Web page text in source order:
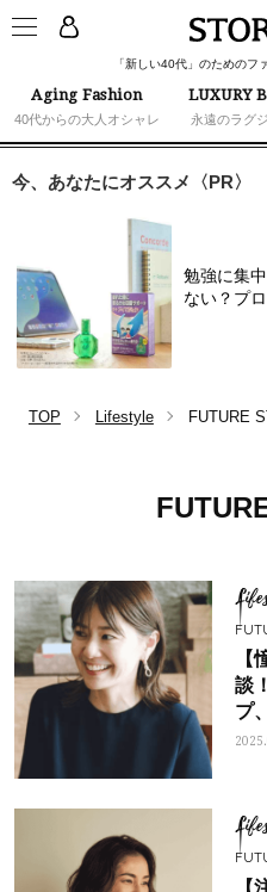
「新しい40代」のためのフ
Aging Fashion
40代からの大人オシャレ
LUXURY
永遠のラグ
今、あなたにオススメ〈PR〉
勉強に集
ない？プ
TOP Lifestyle FUTURE
【
談
プ
き
【